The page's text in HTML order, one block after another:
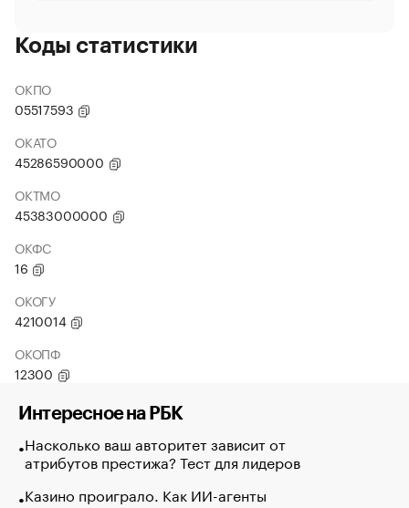
Коды статистики
ОКПО
05517593
ОКАТО
45286590000
ОКТМО
45383000000
ОКФС
16
ОКОГУ
4210014
ОКОПФ
12300
Интересное на РБК
Насколько ваш авторитет зависит от
атрибутов престижа? Тест для лидеров
Казино проиграло. Как ИИ-агенты